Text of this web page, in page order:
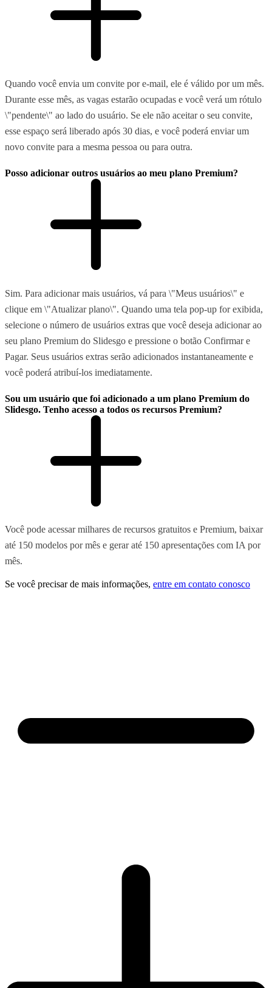
Quando você envia um convite por e-mail, ele é válido por um mês.
Durante esse mês, as vagas estarão ocupadas e você verá um rótulo
\"pendente\" ao lado do usuário. Se ele não aceitar o seu convite,
esse espaço será liberado após 30 dias, e você poderá enviar um
novo convite para a mesma pessoa ou para outra.
Posso adicionar outros usuários ao meu plano Premium?
Sim. Para adicionar mais usuários, vá para \"Meus usuários\" e
clique em \"Atualizar plano\". Quando uma tela pop-up for exibida,
selecione o número de usuários extras que você deseja adicionar ao
seu plano Premium do Slidesgo e pressione o botão Confirmar e
Pagar. Seus usuários extras serão adicionados instantaneamente e
você poderá atribuí-los imediatamente.
Sou um usuário que foi adicionado a um plano Premium do
Slidesgo. Tenho acesso a todos os recursos Premium?
Você pode acessar milhares de recursos gratuitos e Premium, baixar
até 150 modelos por mês e gerar até 150 apresentações com IA por
mês.
Se você precisar de mais informações, entre em contato conosco